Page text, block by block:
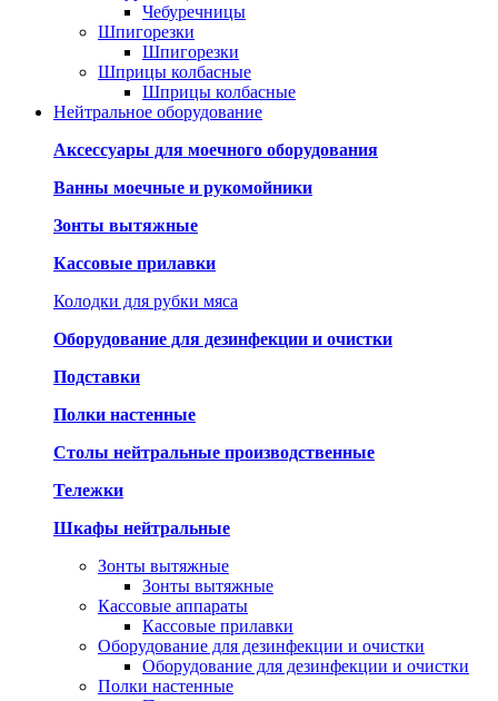
Чебуречницы
Шпигорезки
Шпигорезки
Шприцы колбасные
Шприцы колбасные
Нейтральное оборудование
Аксессуары для моечного оборудования
Ванны моечные и рукомойники
Зонты вытяжные
Кассовые прилавки
Колодки для рубки мяса
Оборудование для дезинфекции и очистки
Подставки
Полки настенные
Столы нейтральные производственные
Тележки
Шкафы нейтральные
Зонты вытяжные
Зонты вытяжные
Кассовые аппараты
Кассовые прилавки
Оборудование для дезинфекции и очистки
Оборудование для дезинфекции и очистки
Полки настенные